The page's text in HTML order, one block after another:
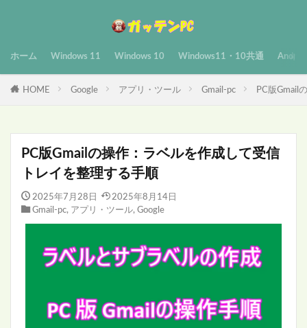
ホーム Windows 11 Windows 10 Windows11・10共通
HOME Google アプリ・ツール Gmail-pc PC版Gmail
PC版Gmailの操作：ラベルを作成して受信
トレイを整理する手順
2025年7月28日
2025年8月14日
Gmail-pc, アプリ・ツール, Google